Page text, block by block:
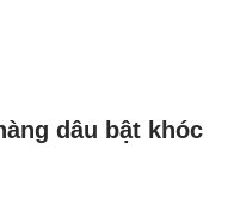
dâu bật khóc